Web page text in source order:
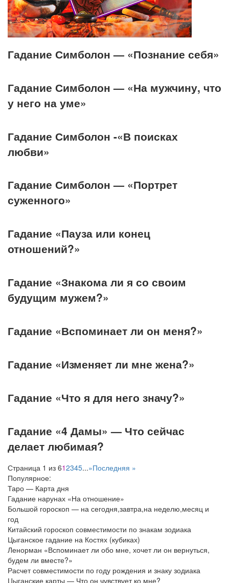
Гадание Симболон — «Познание себя»
Гадание Симболон — «На мужчину, что
у него на уме»
Гадание Симболон -«В поисках
любви»
Гадание Симболон — «Портрет
суженного»
Гадание «Пауза или конец
отношений?»
Гадание «Знакома ли я со своим
будущим мужем?»
Гадание «Вспоминает ли он меня?»
Гадание «Изменяет ли мне жена?»
Гадание «Что я для него значу?»
Гадание «4 Дамы» — Что сейчас
делает любимая?
Страница 1 из 612345...»Последняя »
Популярное:
Таро — Карта дня
Гадание нарунах «На отношение»
Большой гороскоп — на сегодня,завтра,на неделю,месяц и
год
Китайский гороскоп совместимости по знакам зодиака
Цыганское гадание на Костях (кубиках)
Ленорман «Вспоминает ли обо мне, хочет ли он вернуться,
будем ли вместе?»
Расчет совместимости по году рождения и знаку зодиака
Цыганские карты — Что он чувствует ко мне?